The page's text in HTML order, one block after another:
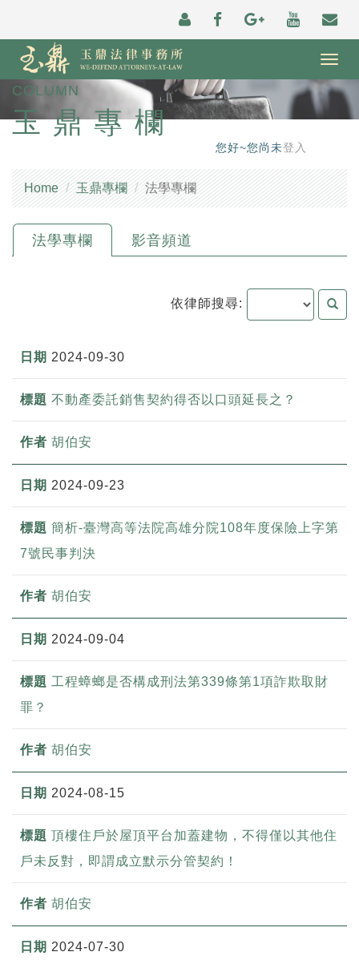
COLUMN
玉鼎專欄
您好~您尚未登入
Home 玉鼎專欄 法學專欄
法學專欄 影音頻道
依律師搜尋:
2024-09-30
不動產委託銷售契約得否以口頭延長之？
胡伯安
2024-09-23
簡析-臺灣高等法院高雄分院108年度保險上字第
7號民事判決
胡伯安
2024-09-04
工程蟑螂是否構成刑法第339條第1項詐欺取財
罪？
胡伯安
2024-08-15
頂樓住戶於屋頂平台加蓋建物，不得僅以其他住
戶未反對，即謂成立默示分管契約！
胡伯安
2024-07-30